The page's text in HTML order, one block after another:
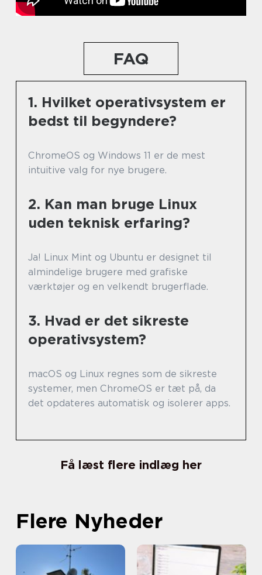
FAQ
1. Hvilket operativsystem er
bedst til begyndere?
ChromeOS og Windows 11 er de mest
intuitive valg for nye brugere.
2. Kan man bruge Linux
uden teknisk erfaring?
Ja! Linux Mint og Ubuntu er designet til
almindelige brugere med grafiske
værktøjer og en velkendt brugerflade.
3. Hvad er det sikreste
operativsystem?
macOS og Linux regnes som de sikreste
systemer, men ChromeOS er tæt på, da
det opdateres automatisk og isolerer apps.
Få læst flere indlæg her
Flere Nyheder